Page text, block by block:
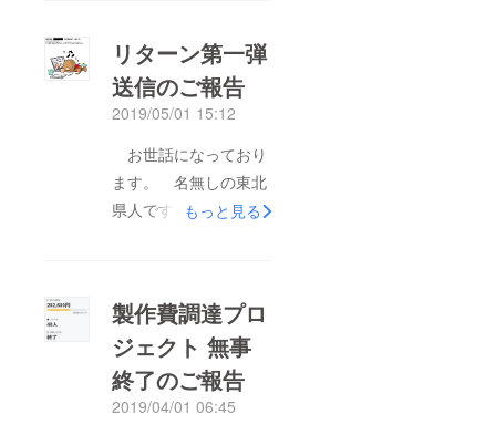
『学園大戦ヴァルキ
リーズ コールド・ギ
ア』が無事に刷り上が
りました。 本日リ
ターン第二弾として紙
媒体の現物をお送りさ
せて頂きましたの
ちらのプロジェクトで
の活動報告更新は今回
で最後となります。
以後はC96新作小説同
人誌の製作費(491,886
リターン第一弾
送信のご報告
2019/05/01 15:12
お世話になっており
ます。 名無しの東北
県人です。 本日、
ターンとなる新作小説
同人誌 『学園大戦
ヴァルキリーズ コー
ルド・ギア』本編の
もっと見る
製作費調達プロ
ジェクト 無事
終了のご報告
2019/04/01 06:45